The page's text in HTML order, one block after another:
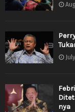
nya